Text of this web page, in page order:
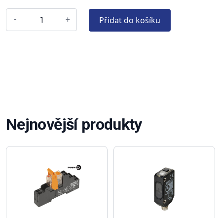
- + Přidat do košíku
Nejnovější produkty